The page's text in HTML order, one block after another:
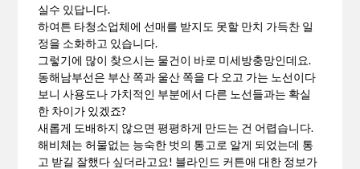
실수 있답니다.
하여튼 타청소업체에 선매를 받지도 못할 만치 가득찬 일
정을 소화하고 있습니다.
그렇기에 많이 찾으시는 물건이 바로 미세방충망인데요.
동해남부선은 부산 쪽과 울산 쪽을 다 오고 가는 노선이다
보니 사용도나 가치적인 부분에서 다른 노선들과는 확실
한 차이가 있겠죠?
새롭게 도배하지 않으면 평평하게 만드는 건 어렵습니다.
해비체는 허물없는 능숙한 벗의 통고로 알게 되었는데 통
고 받길 잘했다 싶더라고요! 블라인드 커튼애 대한 정보가